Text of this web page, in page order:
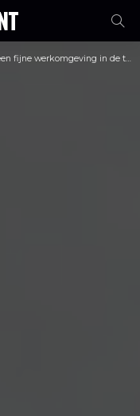
fijne werkomgeving in de techniek